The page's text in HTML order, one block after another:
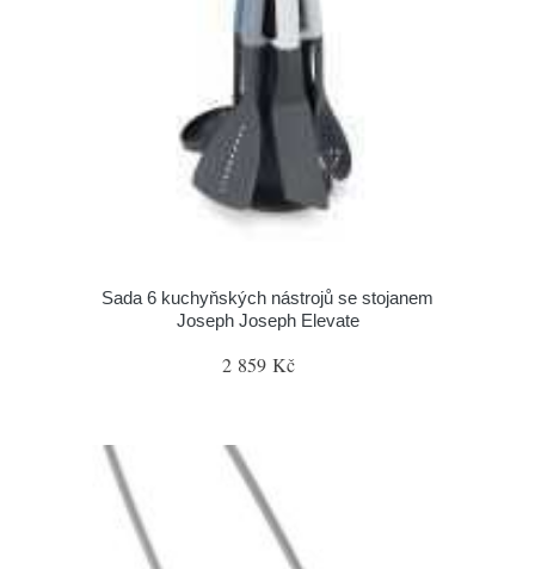
Sada 6 kuchyňských nástrojů se stojanem
Joseph Joseph Elevate
2 859 Kč